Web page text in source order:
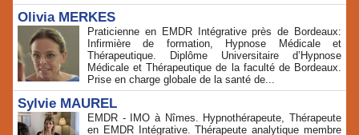
Olivia MERKES
Praticienne en EMDR Intégrative près de Bordeaux:
Infirmière de formation, Hypnose Médicale et
Thérapeutique. Diplôme Universitaire d’Hypnose
Médicale et Thérapeutique de la faculté de Bordeaux.
Prise en charge globale de la santé de...
Sylvie MAUREL
EMDR - IMO à Nîmes. Hypnothérapeute, Thérapeute
en EMDR Intégrative. Thérapeute analytique membre